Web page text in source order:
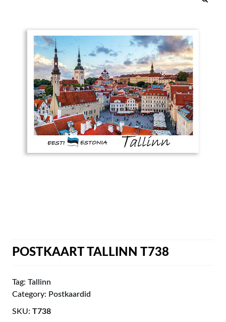
POSTKAART TALLINN T738
SKU: T738
Category: Postkaardid
Tag: Tallinn